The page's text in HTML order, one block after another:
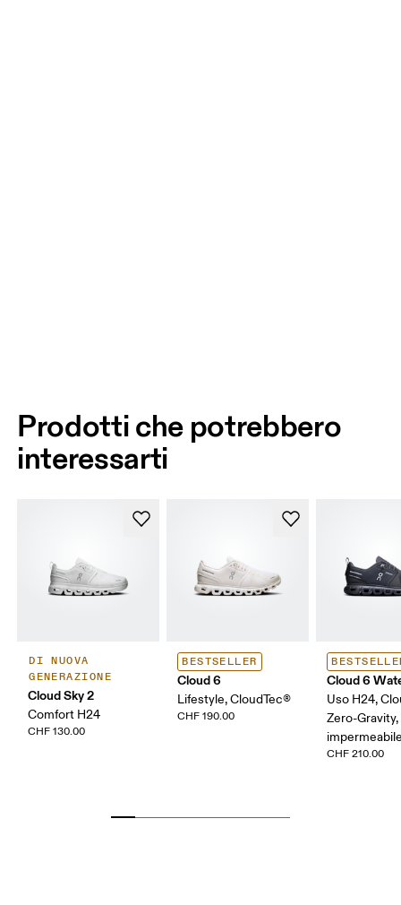
Prodotti che potrebbero
interessarti
DI NUOVA
GENERAZIONE
Cloud Sky 2
Comfort H24
CHF 130.00
BESTSELLER
Cloud 6
Lifestyle, CloudTec®
CHF 190.00
Cloud 6
Uso H24,
Zero-Gravity,
CHF 210.00